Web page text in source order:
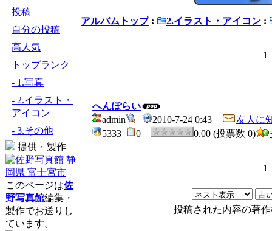
投稿
自分の投稿
高人気
トップランク
- 1.写真
- 2.イラスト・
アイコン
- 3.その他
提供・製作
このページは佐
野写真館編集・
製作でお送りし
ています。
アルバムトップ: 2.イラスト・アイコン :
1
へんぽらい
admin
2010-7-24 0:43
友人に
5333
0 0.00 (投票数 0)
1
投稿された内容の著